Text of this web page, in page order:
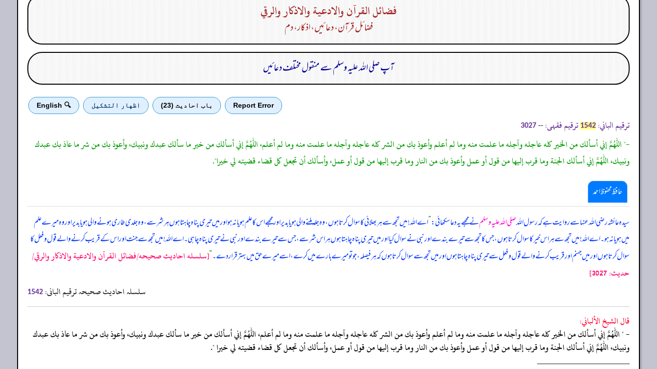
فضائل القرآن والادعية والاذكار والرقي
فضائل قرآن، دعا ئیں، اذکار، دم
آپ صلی اللہ علیہ وسلم سے منقول مختلف دعائیں
Report Error باب احادیث (23) اظهار التشكيل 🔍 English
ترقیم الباني: 1542 ترقیم فقہی: --
3027
-" اللهم إني أسألك من الخير كله عاجله وآجله ما علمت منه وما لم أعلم وأعوذ بك من الشر كله عاجله وآجله ما علمت منه وما لم أعلم، اللهم إني أسألك من خير ما سألك عبدك ونبيك، وأعوذ بك من شر ما عاذ بك عبدك
ونبيك، اللهم إني أسألك الجنة وما قرب إليها من قول أو عمل وأعوذ بك من النار وما قرب إليها من قول أو عمل، وأسألك أن تجعل كل قضاء قضيته لي خيرا".
حافظ محفوظ احمد
سیدہ عائشہ رضی اللہ عنہا سے روایت ہے کہ رسول اللہصلی اللہ علیہ وسلمنے مجھے یہ دعا سکھائی:”اے اللہ! میں تجھ سے ہر بھلائی کا سوال کرتا ہوں، وہ جلد ملنے والی ہو یا بدیر اور مجھے اس کا علم ہو یا نہ ہو اور میں تیری پناہ چاہتا ہوں ہر شر سے، وہ جلدی طاری ہونے والی ہو یا بدیر اور وہ میرے علم
میں ہو یا نہ ہو۔ اے اللہ! میں تجھ سے ہر اس خیر کا سوال کرتا ہوں، جس کا تجھ سے تیرے بندے اور نبی نے سوال کیا اور میں تیری پناہ چاہتا ہوں ہر اس شر سے، جس سے تیرے بندے اور نبی نے تیری پناہ چاہی۔ اے اللہ! میں تجھ سے جنت اور اس کے قریب کرنے والے قول و فعل کا
سوال کرتا ہوں اور میں جہنم اور قریب کرنے والے قول و فعل سے تیری پناہ چاہتا ہوں اور میں تجھ سے سوال کرتا ہوں کہ ہر فیصلہ، جو تو میرے بارے میں کرے، اسے میرے حق میں بہتر قرار دے۔“[سلسله احاديث صحيحه/فضائل القرآن والادعية والاذكار والرقي/
حدیث: 3027]
سلسلہ احادیث صحیحہ ترقیم البانی: 1542
قال الشيخ الألباني:
- " اللهم إني أسألك من الخير كله عاجله وآجله ما علمت منه وما لم أعلم وأعوذ بك من الشر كله عاجله وآجله ما علمت منه وما لم أعلم، اللهم إني أسألك من خير ما سألك عبدك ونبيك، وأعوذ بك من شر ما عاذ بك عبدك
ونبيك، اللهم إني أسألك الجنة وما قرب إليها من قول أو عمل وأعوذ بك من النار وما قرب إليها من قول أو عمل، وأسألك أن تجعل كل قضاء قضيته لي خيرا ".
‏‏‏‏_____________________